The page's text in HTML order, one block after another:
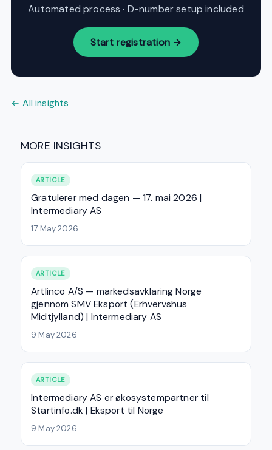
Automated process · D-number setup included
Start registration →
← All insights
MORE INSIGHTS
ARTICLE
Gratulerer med dagen — 17. mai 2026 |
Intermediary AS
17 May 2026
ARTICLE
Artlinco A/S — markedsavklaring Norge
gjennom SMV Eksport (Erhvervshus
Midtjylland) | Intermediary AS
9 May 2026
ARTICLE
Intermediary AS er økosystempartner til
Startinfo.dk | Eksport til Norge
9 May 2026